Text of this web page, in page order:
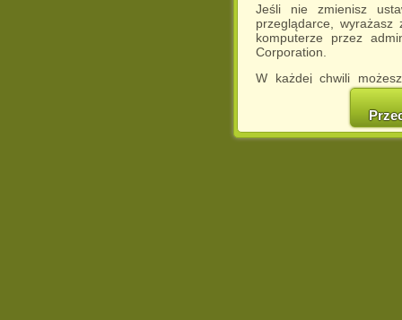
Jeśli nie zmienisz
przeglądarce,
komputerze przez
Corporation.
W każdej chwili
cookies w swojej
w naszej
http://chomikuj.pl/